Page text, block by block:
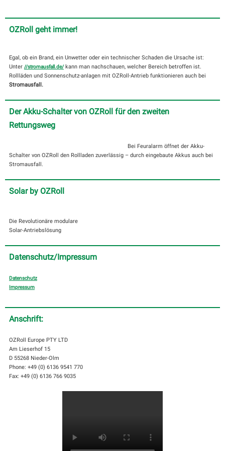
OZRoll geht immer!
Egal, ob ein Brand, ein Unwetter oder ein technischer Schaden die Ursache ist:
Unter //stromausfall.de/kann man nachschauen, welcher Bereich betroffen ist.
Rollläden und Sonnenschutz-anlagen mit OZRoll-Antrieb funktionieren auch bei
Stromausfall.
Der Akku-Schalter von OZRoll für den zweiten
Rettungsweg
Bei Feuralarm öffnet der Akku-
Schalter von OZRoll den Rollladen zuverlässig – durch eingebaute Akkus auch bei
Stromausfall.
Solar by OZRoll
Die Revolutionäre modulare
Solar-Antriebslösung
Datenschutz/Impressum
Datenschutz
Impressum
Anschrift:
OZRoll Europe PTY LTD
Am Lieserhof 15
D 55268 Nieder-Olm
Phone: +49 (0) 6136 9541 770
Fax: +49 (0) 6136 766 9035